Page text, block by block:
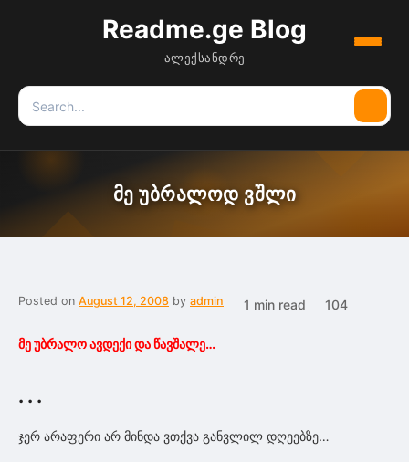
Readme.ge Blog
ალექსანდრე
Menu
Search
for:
მე უბრალოდ ვშლი
Posted on August 12, 2008 by admin 1 min read 104
მე უბრალო ავდექი და წავშალე…
. . .
ჯერ არაფერი არ მინდა ვთქვა განვლილ დღეებზე…